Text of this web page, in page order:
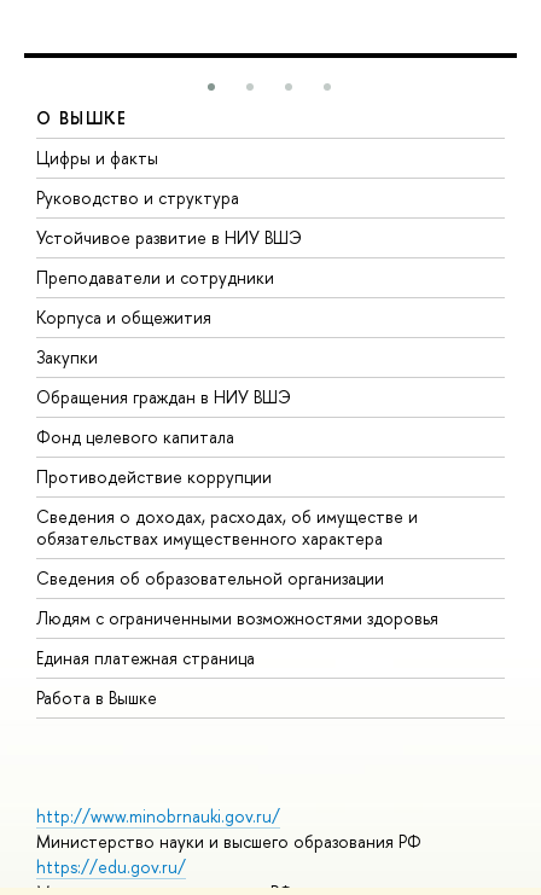
О ВЫШКЕ
Цифры и факты
Руководство и структура
Устойчивое развитие в НИУ ВШЭ
Преподаватели и сотрудники
Корпуса и общежития
Закупки
Обращения граждан в НИУ ВШЭ
Фонд целевого капитала
Противодействие коррупции
Сведения о доходах, расходах, об имуществе и
обязательствах имущественного характера
Сведения об образовательной организации
Людям с ограниченными возможностями здоровья
Единая платежная страница
Работа в Вышке
http://www.minobrnauki.gov.ru/
Министерство науки и высшего образования РФ
https://edu.gov.ru/